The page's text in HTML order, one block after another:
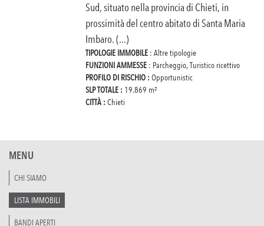
Sud, situato nella provincia di Chieti, in
prossimità del centro abitato di Santa Maria
Imbaro. (...)
TIPOLOGIE IMMOBILE : Altre tipologie
FUNZIONI AMMESSE : Parcheggio, Turistico ricettivo
PROFILO DI RISCHIO : Opportunistic
SLP TOTALE : 19.869 m²
CITTÀ : Chieti
MENU
CHI SIAMO
LISTA IMMOBILI
BANDI APERTI